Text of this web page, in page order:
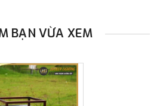
BẠN VỪA XEM